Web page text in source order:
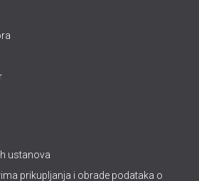
ustanova
prikupljanja i obrade podataka o